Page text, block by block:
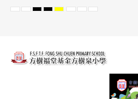
Default
NightHighHighHighSetSetSet